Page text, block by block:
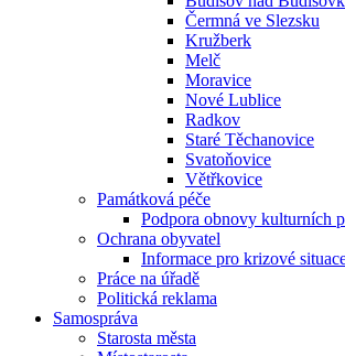
Čermná ve Slezsku
Kružberk
Melč
Moravice
Nové Lublice
Radkov
Staré Těchanovice
Svatoňovice
Větřkovice
Památková péče
Podpora obnovy kulturních
Ochrana obyvatel
Informace pro krizové
Práce na úřadě
Politická reklama
Samospráva
Starosta města